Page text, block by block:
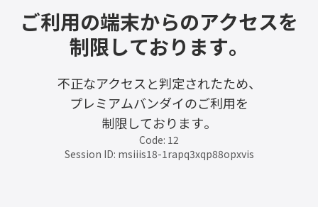
ご利用の端末からのアクセスを
制限しております。
不正なアクセスと判定されたため、
プレミアムバンダイのご利用を
制限しております。
Code: 12
Session ID: msiiis18-1rapq3xqp88opxvis